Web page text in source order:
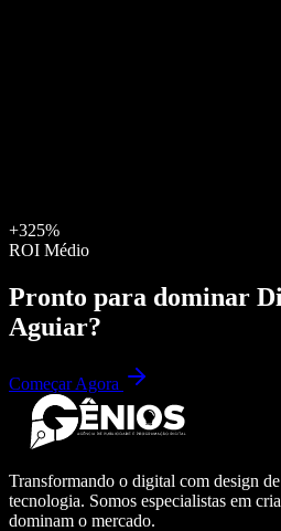
+325%
ROI Médio
Pronto para dominar
Aguiar?
Começar Agora
Transformando o digital com design
tecnologia. Somos especialistas em
dominam o mercado.